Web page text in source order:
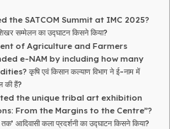
the SATCOM Summit at IMC 2025?
सम्मेलन का उद्घाटन किसने किया?
of Agriculture and Farmers
e-NAM by including how many
कृषि एवं किसान कल्याण विभाग ने ई-नाम में
की हैं?
the unique tribal art exhibition
From the Margins to the Centre”?
तक’ आदिवासी कला प्रदर्शनी का उद्घाटन किसने किया?